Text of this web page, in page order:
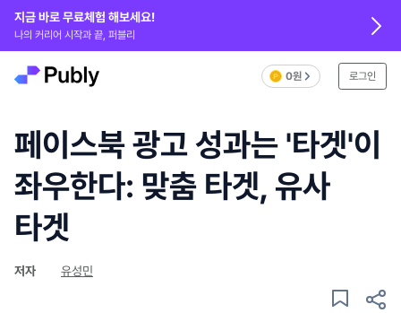
지금 바로 무료체험 해보세요!
나의 커리어 시작과 끝, 퍼블리
0원 로그인
페이스북 광고 성과는 '타겟'이
좌우한다: 맞춤 타겟, 유사
타겟
저자 유성민